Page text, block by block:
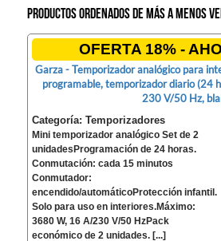
Productos ordenados de más a menos
OFERTA 18% -
Garza - Temporizador analógico para
programable, temporizador diario (24
230 V/50 Hz,
Categoría: Temporizadores
Mini temporizador analógico Set de 2
unidadesProgramación de 24 horas.
Conmutación: cada 15 minutos
Conmutador:
encendido/automáticoProtección infantil.
Solo para uso en interiores.Máximo:
3680 W, 16 A/230 V/50 HzPack
económico de 2 unidades. [...]